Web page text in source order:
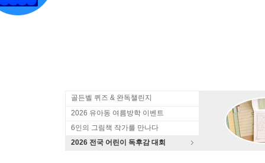
골든벨 퀴즈 & 완독챌린지
2026 유아동 여름방학 이벤트
6인의 그림책 작가를 만나다
2026 전국 어린이 독후감 대회